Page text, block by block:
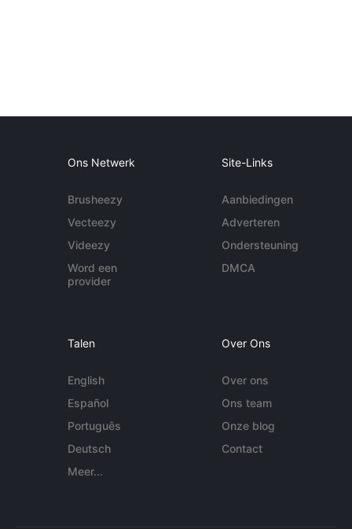
Ons Netwerk
Brusheezy
Vecteezy
Videezy
Word een
provider
Site-Links
Aanbiedingen
Adverteren
Ondersteuning
DMCA
Talen
English
Español
Português
Deutsch
Meer...
Over Ons
Over ons
Ons team
Onze blog
Contact